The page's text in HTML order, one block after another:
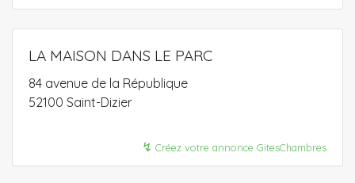
LA MAISON DANS LE PARC
84 avenue de la République
52100 Saint-Dizier
↯ Créez votre annonce GitesChambres